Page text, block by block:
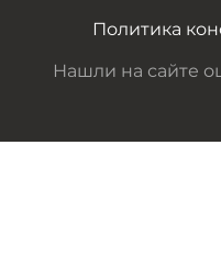
Политика
Нашли на сайте